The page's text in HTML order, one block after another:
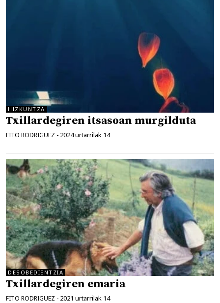
HIZKUNTZA
Txillardegiren itsasoan murgilduta
FITO RODRIGUEZ - 2024 urtarrilak 14
DESOBEDIENTZIA
Txillardegiren emaria
FITO RODRIGUEZ - 2021 urtarrilak 14